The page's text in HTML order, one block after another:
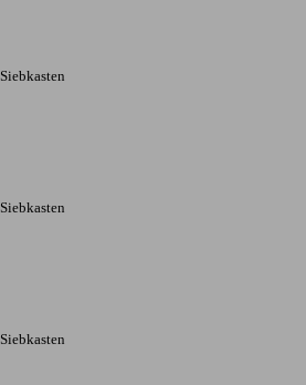
Siebkasten
Siebkasten
Siebkasten